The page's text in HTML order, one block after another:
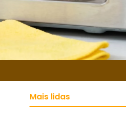
Mais lidas